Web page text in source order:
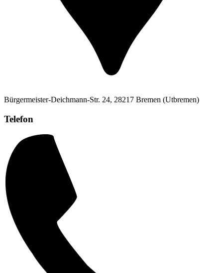
Bürgermeister-Deichmann-Str. 24, 28217 Bremen (Utbremen)
Telefon